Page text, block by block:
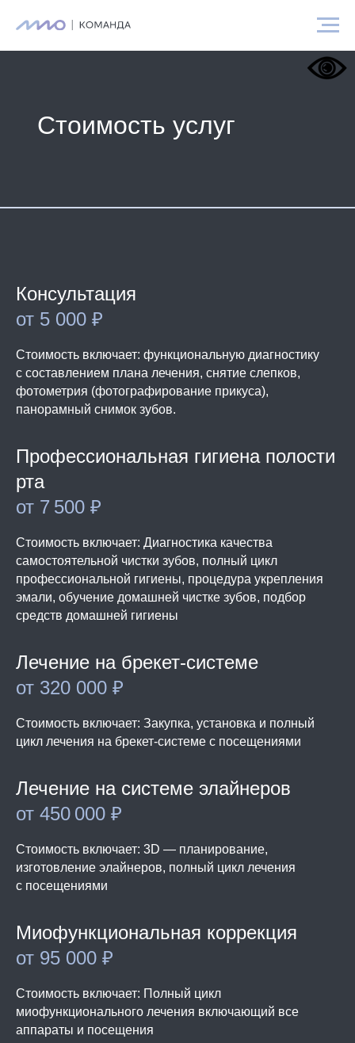
Стоимость услуг
Консультация
от 5 000 ₽
Стоимость включает: функциональную диагностику
с составлением плана лечения, снятие слепков,
фотометрия (фотографирование прикуса),
панорамный снимок зубов.
Профессиональная гигиена полости
рта
от 7 500 ₽
Стоимость включает: Диагностика качества
самостоятельной чистки зубов, полный цикл
профессиональной гигиены, процедура укрепления
эмали, обучение домашней чистке зубов, подбор
средств домашней гигиены
Лечение на брекет-системе
от 320 000 ₽
Стоимость включает: Закупка, установка и полный
цикл лечения на брекет-системе с посещениями
Лечение на системе элайнеров
от 450 000 ₽
Стоимость включает: 3D — планирование,
изготовление элайнеров, полный цикл лечения
с посещениями
Миофункциональная коррекция
от 95 000 ₽
Стоимость включает: Полный цикл
миофункционального лечения включающий все
аппараты и посещения